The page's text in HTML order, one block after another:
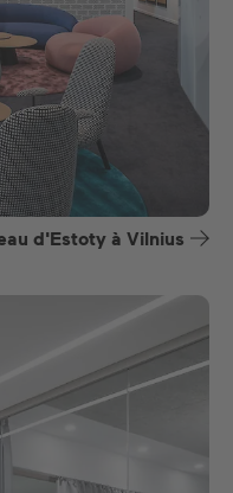
d'Estoty à Vilnius